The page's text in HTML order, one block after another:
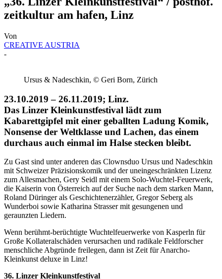
zeitkultur am hafen, Linz
Von
CREATIVE AUSTRIA
-
Ursus & Nadeschkin, © Geri Born, Zürich
23.10.2019 – 26.11.2019; Linz.
Das Linzer Kleinkunstfestival lädt zum
Kabarettgipfel mit einer geballten Ladung Komik,
Nonsense der Weltklasse und Lachen, das einem
durchaus auch einmal im Halse stecken bleibt.
Zu Gast sind unter anderen das Clownsduo Ursus und Nadeschkin
mit Schweizer Präzisionskomik und der uneingeschränkten Lizenz
zum Allesmachen, Gery Seidl mit einem Solo-Wuchtel-Feuerwerk,
die Kaiserin von Österreich auf der Suche nach dem starken Mann,
Roland Düringer als Geschichtenerzähler, Gregor Seberg als
Wunderboi sowie Katharina Strasser mit gesungenen und
geraunzten Liedern.
Wenn berühmt-berüchtigte Wuchtelfeuerwerke von Kasperln für
Große Kollateralschäden verursachen und radikale Feldforscher
menschliche Abgründe freilegen, dann ist Zeit für Anarcho-
Kleinkunst deluxe in Linz!
36. Linzer Kleinkunstfestival